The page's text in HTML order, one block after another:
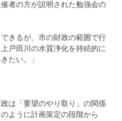
者の方が説明された勉強会の
きるが、市の財政の範囲で行
戸田川の水質浄化を持続的に
たい。」
は「要望のやり取り」の関係
ように計画策定の段階から